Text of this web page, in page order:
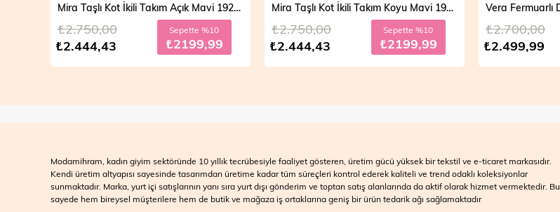
Mira Taşlı Kot İkili Takım Açık Mavi 19286
₺2.444,43
₺2.750,00 Sepette %10
₺2199,99
Mira Taşlı Kot İkili Takım Koyu Mavi 19286
₺2.444,43
₺2.750,00 Sepette %10
₺2199,99 ₺2.499,99
₺2.700,00
Modamihram, kadın giyim sektöründe 10 yıllık tecrübesiyle faaliyet gösteren, üretim gücü yüksek bir tekstil ve e-ticaret markasıdır.
Kendi üretim altyapısı sayesinde tasarımdan üretime kadar tüm süreçleri kontrol ederek kaliteli ve trend odaklı koleksiyonlar
sunmaktadır. Marka, yurt içi satışlarının yanı sıra yurt dışı gönderim ve toptan satış alanlarında da aktif olarak hizmet vermektedir. Bu
sayede hem bireysel müşterilere hem de butik ve mağaza iş ortaklarına geniş bir ürün tedarik ağı sağlamaktadır